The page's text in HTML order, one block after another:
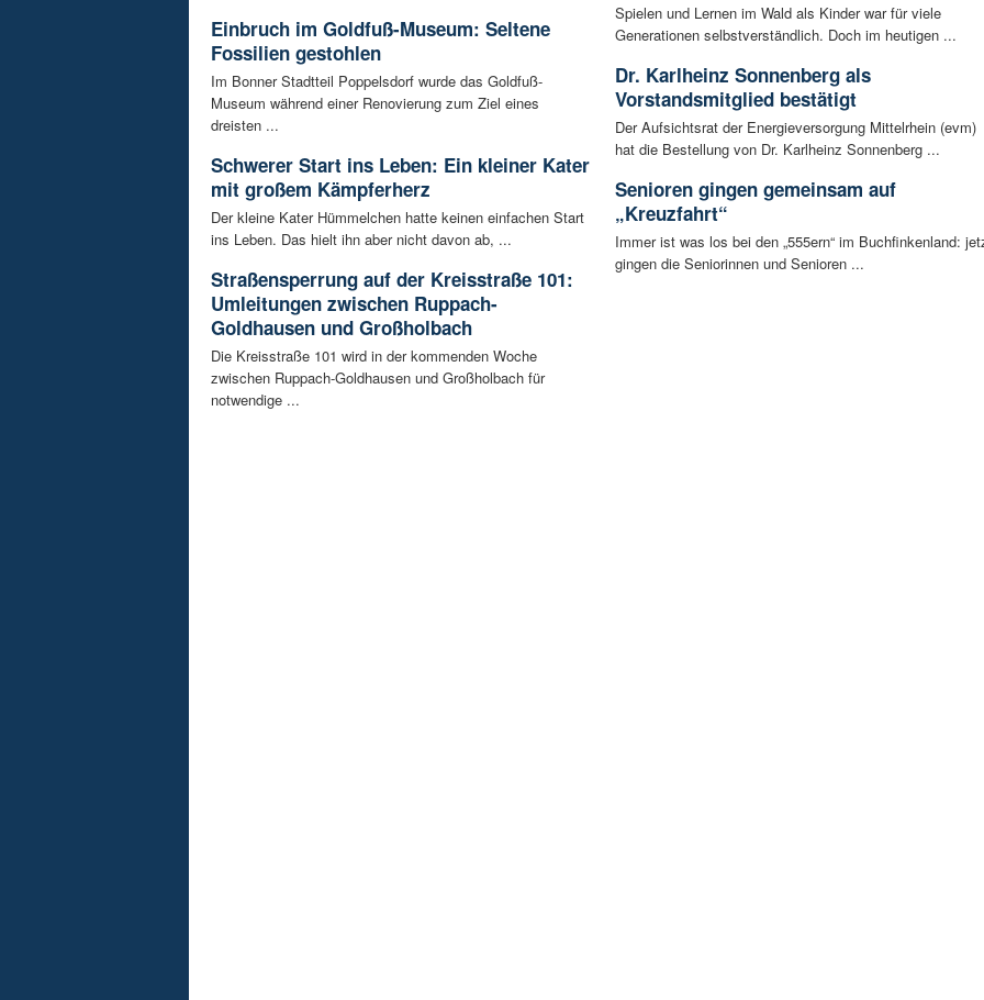
Einbruch im Goldfuß-Museum: Seltene
Fossilien gestohlen
Im Bonner Stadtteil Poppelsdorf wurde das Goldfuß-
Museum während einer Renovierung zum Ziel eines
dreisten ...
Schwerer Start ins Leben: Ein kleiner Kater
mit großem Kämpferherz
Der kleine Kater Hümmelchen hatte keinen einfachen Start
ins Leben. Das hielt ihn aber nicht davon ab, ...
Straßensperrung auf der Kreisstraße 101:
Umleitungen zwischen Ruppach-
Goldhausen und Großholbach
Die Kreisstraße 101 wird in der kommenden Woche
zwischen Ruppach-Goldhausen und Großholbach für
notwendige ...
Spielen und Lernen im Wald als Kinder war für viele
Generationen selbstverständlich. Doch im heutigen ...
Dr. Karlheinz Sonnenberg als
Vorstandsmitglied bestätigt
Der Aufsichtsrat der Energieversorgung Mittelrhein (evm)
hat die Bestellung von Dr. Karlheinz Sonnenberg ...
Senioren gingen gemeinsam auf
„Kreuzfahrt“
Immer ist was los bei den „555ern“ im Buchfinkenland:
gingen die Seniorinnen und Senioren ...